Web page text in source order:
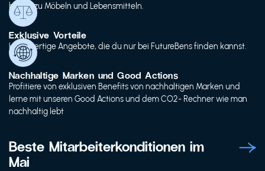
bis hin zu Möbeln und Lebensmitteln.
Exklusive Vorteile
Hochwertige Angebote, die du nur bei FutureBens finden kannst.
Nachhaltige Marken und Good Actions
Profitiere von exklusiven Benefits von nachhaltigen Marken und
lerne mit unseren Good Actions und dem CO2- Rechner wie man
nachhaltig lebt
Beste Mitarbeiterkonditionen im
Mai